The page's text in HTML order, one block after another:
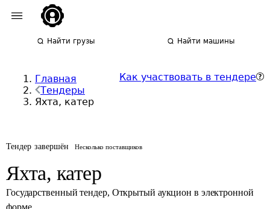
Найти грузы Найти машины
Главная
Тендеры
Яхта, катер
Как участвовать в тендере
Тендер завершён Несколько поставщиков
Яхта, катер
Государственный тендер, Открытый аукцион в электронной
форме